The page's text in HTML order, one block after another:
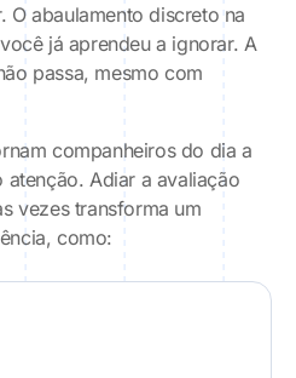
O abaulamento discreto na
já aprendeu a ignorar. A
passa, mesmo com
companheiros do dia a
Adiar a avaliação
vezes transforma um
como: